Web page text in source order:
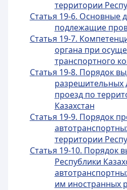
территории
Статья 19-6. Основные
подлежащие
Статья 19-7.
органа при
транспортного
Статья 19-8. Порядок
разрешительных
проезд по
Казахстан
Статья 19-9. Порядок
территории
Статья 19-10. Порядок
Республики
им иностранных